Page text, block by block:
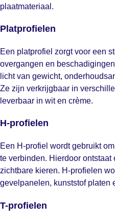
plaatmateriaal.
Platprofielen
Een platprofiel zorgt voor een
overgangen en
licht van gewicht,
Ze zijn verkrijgbaar in
leverbaar in wit en crème.
H-profielen
Een H-profiel wordt gebruikt
te verbinden. Hierdoor
zichtbare kieren. H-profielen
gevelpanelen, kunststof platen
T-profielen